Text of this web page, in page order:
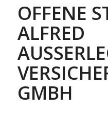
OFFENE
ALFRED
MBH